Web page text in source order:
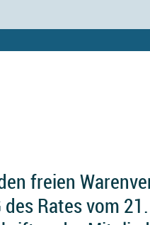
freien
Rates vom